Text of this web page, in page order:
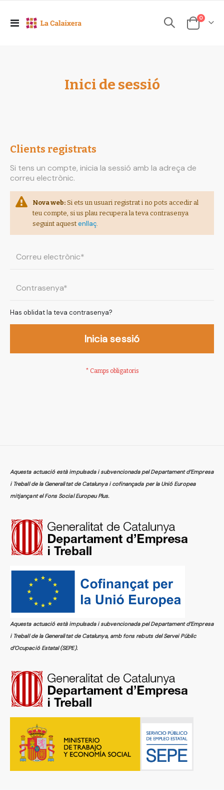
Toggle
Cesta
0elements
Inici de sessió
Clients registrats
Si tens un compte, inicia la sessió amb la adreça de
correu electrònic.
Nova web: Si ets un usuari registrat i no pots accedir al
teu compte, si us plau recupera la teva contrasenya
seguint aquest enllaç.
Has oblidat la teva contrasenya?
Inicia sessió
Aquesta actuació està impulsada i subvencionada pel Departament d’Empresa
i Treball de la Generalitat de Catalunya i cofinançada per la Unió Europea
mitjançant el Fons Social Europeu Plus.
Aquesta actuació està impulsada i subvencionada pel Departament d’Empresa
i Treball de la Generalitat de Catalunya, amb fons rebuts del Servei Públic
d’Ocupació Estatal (SEPE).